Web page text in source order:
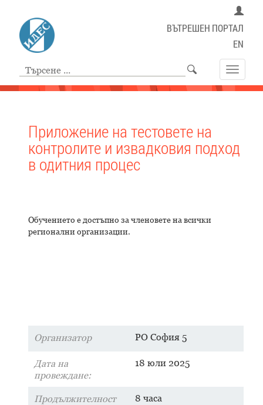
ВЪТРЕШЕН ПОРТАЛ
EN
Toggle
Приложение на тестовете на
контролите и извадковия подход
в одитния процес
Обучението е достъпно за членовете на всички
регионални организации.
Организатор РО София 5
Дата на
провеждане:
18 юли 2025
Продължителност 8 часа